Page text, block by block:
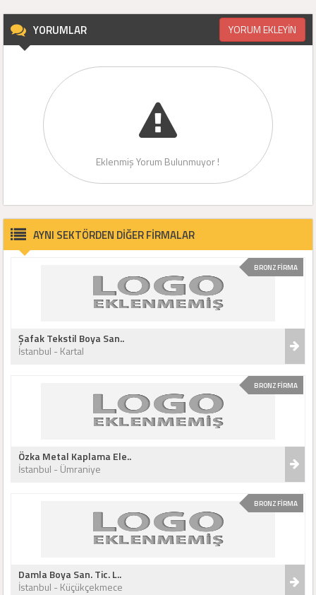
YORUMLAR YORUM EKLEYİN
Eklenmiş Yorum Bulunmuyor !
AYNI SEKTÖRDEN DİĞER FİRMALAR
BRONZ FİRMA
Şafak Tekstil Boya San..
İstanbul - Kartal
BRONZ FİRMA
Özka Metal Kaplama Ele..
İstanbul - Ümraniye
BRONZ FİRMA
Damla Boya San. Tic. L..
İstanbul - Küçükçekmece